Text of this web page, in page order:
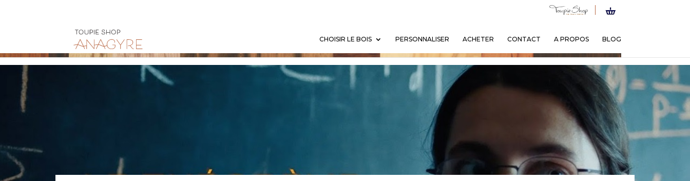
CHOISIR LE BOIS PERSONNALISER ACHETER CONTACT A PROPOS BLOG